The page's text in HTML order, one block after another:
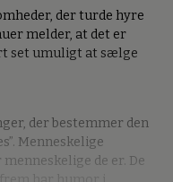
der turde hyre
melder, at det er
set umuligt at sælge
der bestemmer den
Menneskelige
de er. De